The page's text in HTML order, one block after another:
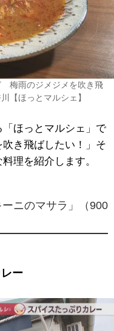
梅雨のジメジメを吹き飛
【ほっとマルシェ】
ほっとマルシェ」で
き飛ばしたい！」そ
理を紹介します。
ーニのマサラ」（900
ー